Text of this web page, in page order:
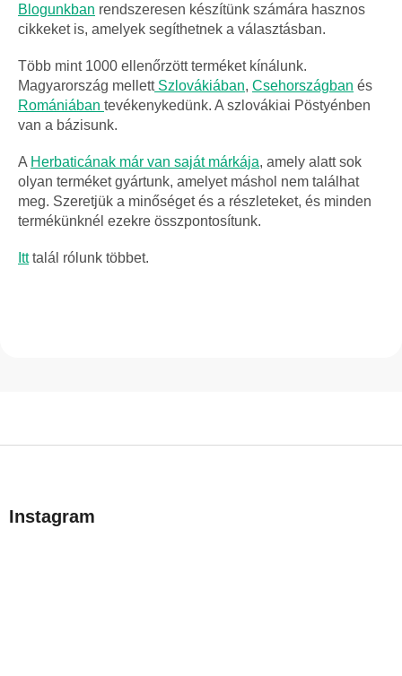
Blogunkban rendszeresen készítünk számára hasznos
cikkeket is, amelyek segíthetnek a választásban.
Több mint 1000 ellenőrzött terméket kínálunk.
Magyarország mellettSzlovákiában, Csehországban és
Romániában tevékenykedünk. A szlovákiai Pöstyénben
van a bázisunk.
A Herbaticának már van saját márkája, amely alatt sok
olyan terméket gyártunk, amelyet máshol nem találhat
meg. Szeretjük a minőséget és a részleteket, és minden
termékünknél ezekre összpontosítunk.
Itttalál rólunk többet.
bInstagram